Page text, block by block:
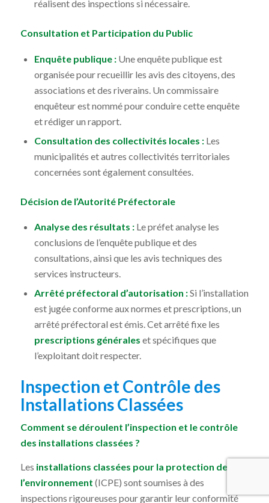
réalisent des inspections si nécessaire.
Consultation et Participation du Public
Enquête publique :Une enquête publique est
organisée pour recueillir les avis des citoyens, des
associations et des riverains. Un commissaire
enquêteur est nommé pour conduire cette enquête
et rédiger un rapport.
Consultation des collectivités locales :Les
municipalités et autres collectivités territoriales
concernées sont également consultées.
Décision de l’Autorité Préfectorale
Analyse des résultats :Le préfet analyse les
conclusions de l’enquête publique et des
consultations, ainsi que les avis techniques des
services instructeurs.
Arrêté préfectoral d’autorisation :Si l’installation
est jugée conforme aux normes et prescriptions, un
arrêté préfectoral est émis. Cet arrêté fixe les
prescriptions générales et spécifiques que
l’exploitant doit respecter.
Inspection et Contrôle des
Installations Classées
Comment se déroulent l’inspection et le contrôle
des installations classées ?
Les installations classées pour la protection de
l’environnement (ICPE) sont soumises à des
inspections rigoureuses pour garantir leur conformité